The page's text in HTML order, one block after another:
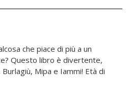
che piace di più a un
Questo libro è divertente,
Mipa e Iammi! Età di